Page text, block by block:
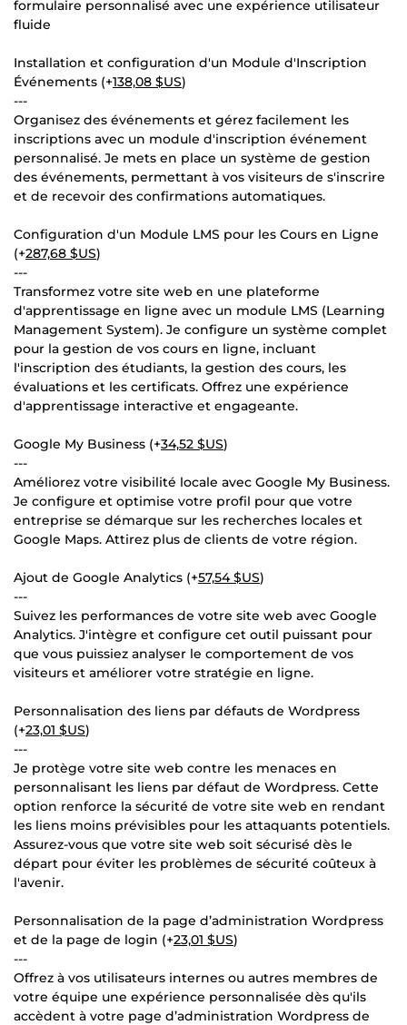
formulaire personnalisé avec une expérience utilisateur
fluide
Installation et configuration d'un Module d'Inscription
Événements (+138,08 $US)
---
Organisez des événements et gérez facilement les
inscriptions avec un module d'inscription événement
personnalisé. Je mets en place un système de gestion
des événements, permettant à vos visiteurs de s'inscrire
et de recevoir des confirmations automatiques.
Configuration d'un Module LMS pour les Cours en Ligne
(+287,68 $US)
---
Transformez votre site web en une plateforme
d'apprentissage en ligne avec un module LMS (Learning
Management System). Je configure un système complet
pour la gestion de vos cours en ligne, incluant
l'inscription des étudiants, la gestion des cours, les
évaluations et les certificats. Offrez une expérience
d'apprentissage interactive et engageante.
Google My Business (+34,52 $US)
---
Améliorez votre visibilité locale avec Google My Business.
Je configure et optimise votre profil pour que votre
entreprise se démarque sur les recherches locales et
Google Maps. Attirez plus de clients de votre région.
Ajout de Google Analytics (+57,54 $US)
---
Suivez les performances de votre site web avec Google
Analytics. J'intègre et configure cet outil puissant pour
que vous puissiez analyser le comportement de vos
visiteurs et améliorer votre stratégie en ligne.
Personnalisation des liens par défauts de Wordpress
(+23,01 $US)
---
Je protège votre site web contre les menaces en
personnalisant les liens par défaut de Wordpress. Cette
option renforce la sécurité de votre site web en rendant
les liens moins prévisibles pour les attaquants potentiels.
Assurez-vous que votre site web soit sécurisé dès le
départ pour éviter les problèmes de sécurité coûteux à
l'avenir.
Personnalisation de la page d’administration Wordpress
et de la page de login (+23,01 $US)
---
Offrez à vos utilisateurs internes ou autres membres de
votre équipe une expérience personnalisée dès qu'ils
accèdent à votre page d’administration Wordpress de